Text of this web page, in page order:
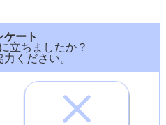
ケート
立ちましたか？
ください。